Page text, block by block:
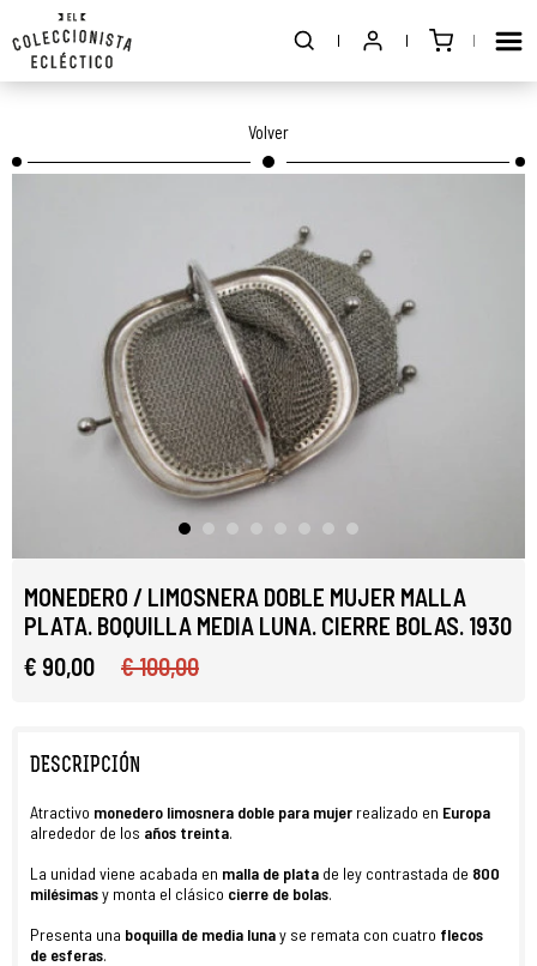
Volver
MONEDERO / LIMOSNERA DOBLE MUJER MALLA
PLATA. BOQUILLA MEDIA LUNA. CIERRE BOLAS. 1930
€ 90,00
€ 100,00
DESCRIPCIÓN
Atractivo monedero limosnera doble para mujer realizado en Europa
alrededor de los años treinta.
La unidad viene acabada en malla de plata de ley contrastada de 800
milésimasy monta el clásico cierre de bolas.
Presenta una boquilla de media lunay se remata con cuatro flecos
de esferas.